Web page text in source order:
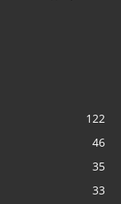
122
46
35
33